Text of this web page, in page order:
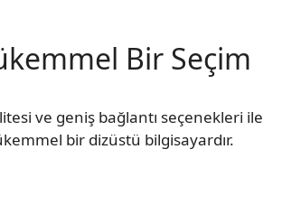
Bir Seçim
ve geniş bağlantı seçenekleri ile
bir dizüstü bilgisayardır.